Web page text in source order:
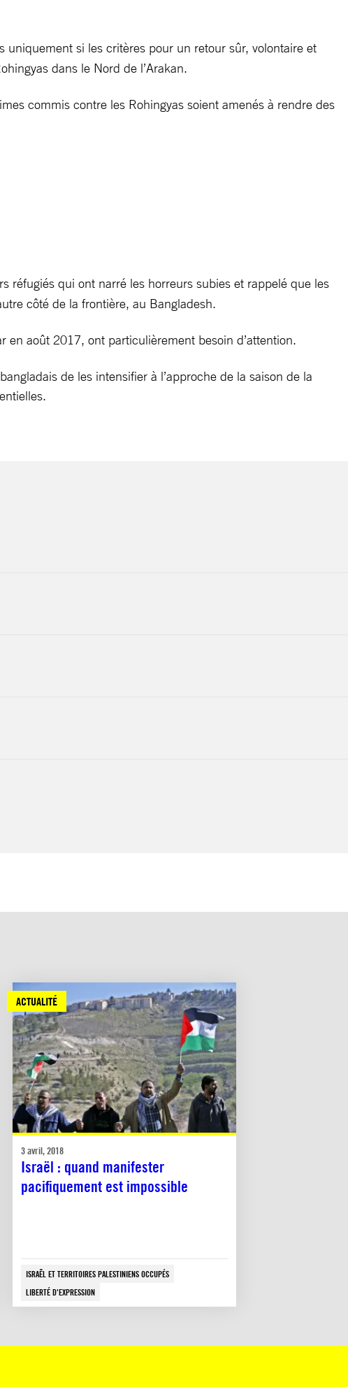
uniquement si les critères pour un retour sûr, volontaire et
dans le Nord de l’Arakan.
commis contre les Rohingyas soient amenés à rendre des
réfugiés qui ont narré les horreurs subies et rappelé que les
côté de la frontière, au Bangladesh.
en août 2017, ont particulièrement besoin d’attention.
de les intensifier à l’approche de la saison de la
ACTUALITÉ
3 avril, 2018
Israël : quand manifester
pacifiquement est impossible
ISRAËL ET TERRITOIRES PALESTINIENS OCCUPÉS
LIBERTÉ D'EXPRESSION